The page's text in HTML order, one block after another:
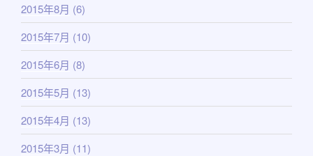
2015年8月 (6)
2015年7月 (10)
2015年6月 (8)
2015年5月 (13)
2015年4月 (13)
2015年3月 (11)